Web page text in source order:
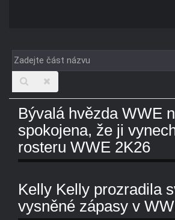
Zadejte
část
názvu
Bývalá hvězda WWE
spokojena, že ji
rosteru WWE 2K26
Kelly Kelly prozradila
vysněné zápasy v